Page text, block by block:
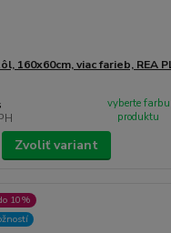
160x60cm, viac farieb, REA
vyberte farbu
produktu
Zvoliť variant
10%